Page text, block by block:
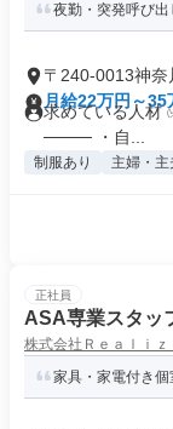
夜勤・突発呼び
〒240-0013神奈
町
月給22万円～35
求めている人
──── ・自...
制服あり 主婦・主
正社員
ASA専業スタッ
株式会社Ｒｅａｌｉｚ
家具・家電付き